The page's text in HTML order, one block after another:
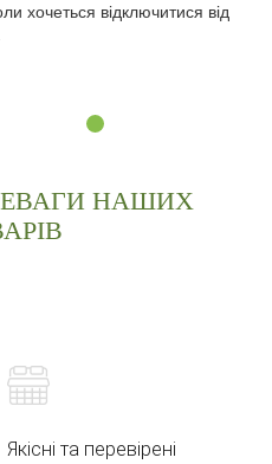
хочеться відключитися від
НАШИХ
Якісні та перевірені